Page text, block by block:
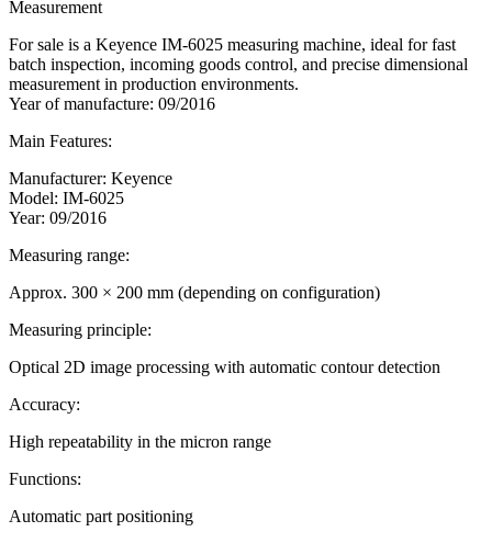
Measurement
For sale is a Keyence IM-6025 measuring machine, ideal for fast
batch inspection, incoming goods control, and precise dimensional
measurement in production environments.
Year of manufacture: 09/2016
Main Features:
Manufacturer: Keyence
Model: IM-6025
Year: 09/2016
Measuring range:
Approx. 300 × 200 mm (depending on configuration)
Measuring principle:
Optical 2D image processing with automatic contour detection
Accuracy:
High repeatability in the micron range
Functions:
Automatic part positioning